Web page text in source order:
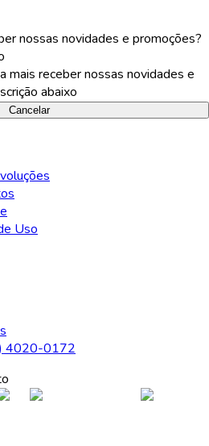
nossas novidades e promoções?
mais receber nossas novidades e
abaixo
Cancelar
Uso
4020-0172